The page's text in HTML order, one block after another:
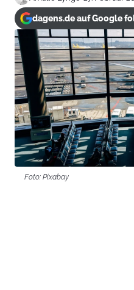
dagens.de auf Google
Foto: Pixabay